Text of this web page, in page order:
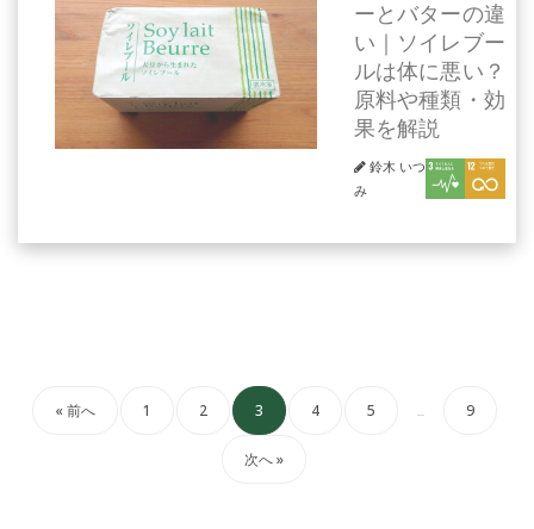
ーとバターの違
い｜ソイレブー
ルは体に悪い？
原料や種類・効
果を解説
鈴木 いつ
み
« 前へ 1 2 3 4 5 9
次へ »